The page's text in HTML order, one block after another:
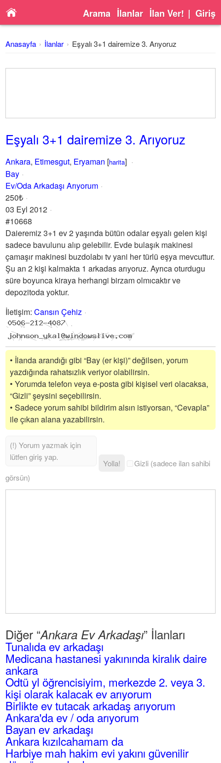
Arama İlanlar İlan Ver! | Giriş
Anasayfa İlanlar Eşyalı 3+1 dairemize 3. Arıyoruz
Eşyalı 3+1 dairemize 3. Arıyoruz
Ankara, Etimesgut, Eryaman [harita]
Bay
Ev/Oda Arkadaşı Arıyorum
250₺
03 Eyl 2012
#10668
Daieremiz 3+1 ev 2 yaşında bütün odalar eşyalı gelen kişi
sadece bavulunu alıp gelebilir. Evde bulaşık makinesi
çamaşır makinesi buzdolabı tv yani her türlü eşya mevcuttur.
Şu an 2 kişi kalmakta 1 arkadas arıyoruz. Ayrıca oturdugu
süre boyunca kiraya herhangi birzam olmıcaktır ve
depozitoda yoktur.
İletişim:Cansın Çehiz
• İlanda arandığı gibi “Bay (er kişi)” değilsen, yorum
yazdığında rahatsızlık veriyor olabilirsin.
• Yorumda telefon veya e-posta gibi kişisel veri olacaksa,
“Gizli” şeysini seçebilirsin.
• Sadece yorum sahibi bildirim alsın istiyorsan, “Cevapla”
ile çıkan alana yazabilirsin.
Yolla!
Gizli (sadece ilan sahibi
görsün)
Diğer “Ankara Ev Arkadaşı” İlanları
Tunalıda ev arkadaşı
Medicana hastanesi yakınında kiralık daire
ankara
Odtü yl öğrencisiyim, merkezde 2. veya 3.
kişi olarak kalacak ev arıyorum
Birlikte ev tutacak arkadaş arıyorum
Ankara'da ev / oda arıyorum
Bayan ev arkadaşı
Ankara kızılcahamam da
Harbiye mah hakim evi yakını güvenilir